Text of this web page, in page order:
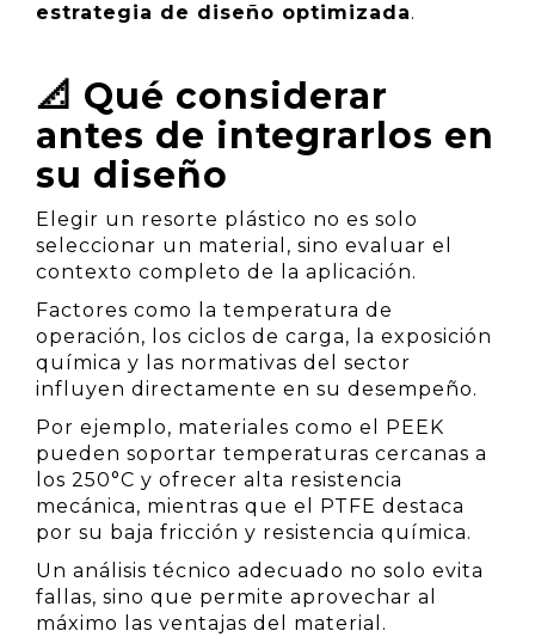
estrategia de diseño optimizada.
📐 Qué considerar
antes de integrarlos en
su diseño
Elegir un resorte plástico no es solo
seleccionar un material, sino evaluar el
contexto completo de la aplicación.
Factores como la temperatura de
operación, los ciclos de carga, la exposición
química y las normativas del sector
influyen directamente en su desempeño.
Por ejemplo, materiales como el PEEK
pueden soportar temperaturas cercanas a
los 250°C y ofrecer alta resistencia
mecánica, mientras que el PTFE destaca
por su baja fricción y resistencia química.
Un análisis técnico adecuado no solo evita
fallas, sino que permite aprovechar al
máximo las ventajas del material.